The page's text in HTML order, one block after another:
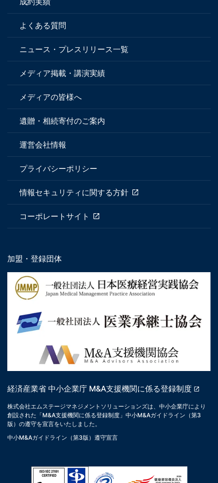
よくある質問
ニュース・プレスリリース一覧
メディア掲載・講演実績
メディアの皆様へ
遺贈・相続寄付のご案内
運営会社情報
プライバシーポリシー
情報セキュリティに関する方針
コーポレートサイト
加盟・登録団体
経済産業省 中小企業庁 M&A支援機関に係る登録制度
株式会社エムステージマネジメントソリューションズは、中小企業庁により
創設された「M&A支援機関に係る登録制度」中小M&Aガイドライン（第3
版）の遵守を宣言をいたしました。
中小M&Aガイドライン（第3版）遵守宣言